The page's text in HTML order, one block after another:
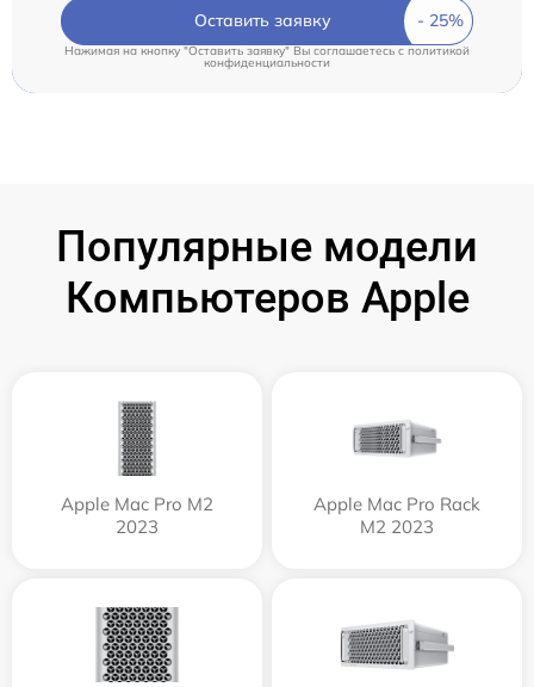
Оставить заявку
Нажимая на кнопку "Оставить заявку" Вы соглашаетесь cполитикой
конфиденциальности
Популярные модели
Компьютеров Apple
Apple Mac Pro M2
2023
Apple Mac Pro Rack
M2 2023